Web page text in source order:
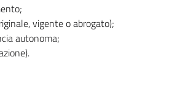
vigente o abrogato);
autonoma;